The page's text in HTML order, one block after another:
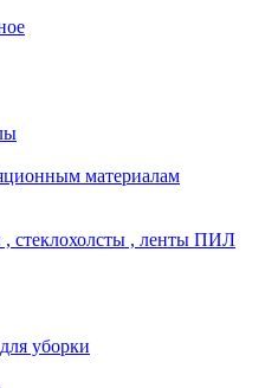
материалам
, стеклохолсты , ленты ПИЛ
уборки